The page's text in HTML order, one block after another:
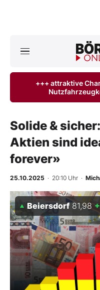
ktuelle
Anlageprodukte
Finanz-Check
BO-Musterdepots
Experten
Mein B:O
Mein Konto
+++ attraktive
Solide &
Aktien sind
forever»
25.10.2025 · 20:10 Uhr ·
Beiersdorf 81,98